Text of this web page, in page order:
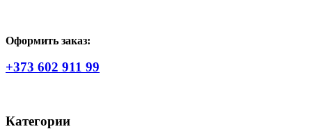
Оформить заказ:
+373 602 911 99
Категории